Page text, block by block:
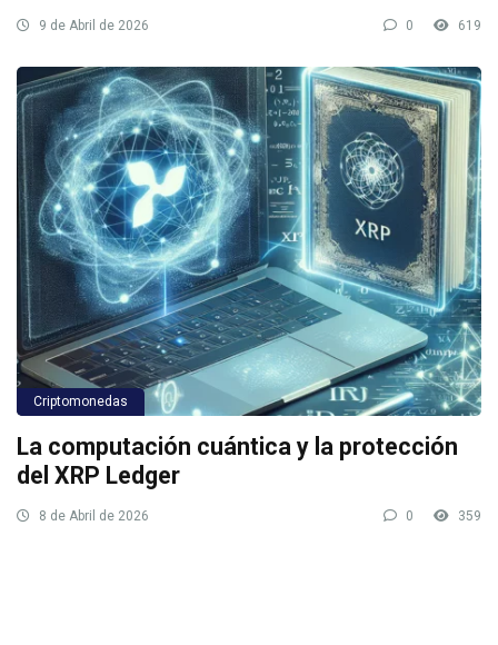
9 de Abril de 2026 0 619
Criptomonedas
La computación cuántica y la protección
del XRP Ledger
8 de Abril de 2026 0 359